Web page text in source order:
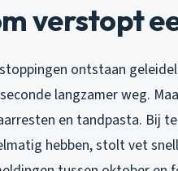
verstopt
ontstaan
langzamer weg.
en tandpasta. Bij
hebben, stolt vet